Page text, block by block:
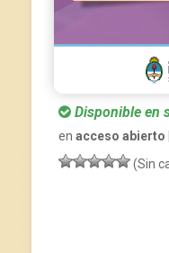
Disponible en
en acceso abierto
(Sin